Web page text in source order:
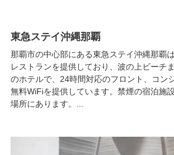
東急ステイ沖縄那覇
那覇市の中心部にある東急ステイ沖縄那覇
レストランを提供しており、波の上ビーチ
のホテルで、24時間対応のフロント、コン
無料WiFiを提供しています。禁煙の宿泊施
場所にあります。...